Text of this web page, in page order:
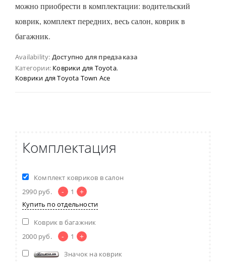
можно приобрести в комплектации: водительский
коврик, комплект передних, весь салон, коврик в
багажник.
Availability: Доступно для предзаказа
Категории: Коврики для Toyota,
Коврики для Toyota Town Ace
Комплектация
Комплект ковриков в салон
2990 руб. - 1 +
Купить по отдельности
Коврик в багажник
2000 руб. - 1 +
Значок на коврик